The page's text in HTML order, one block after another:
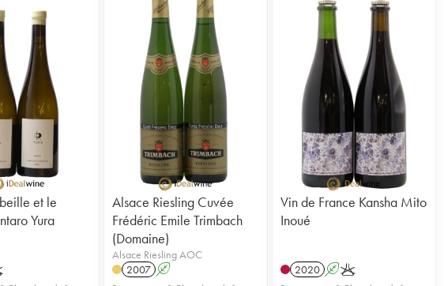
et le
Yura
Alsace Riesling Cuvée
Frédéric Emile Trimbach
(Domaine)
Alsace Riesling AOC
2007 A
Vin de France Kansha Mito
Inoué
2020 AK